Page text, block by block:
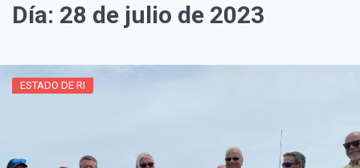
Día: 28 de julio de 2023
ESTADO DE RI